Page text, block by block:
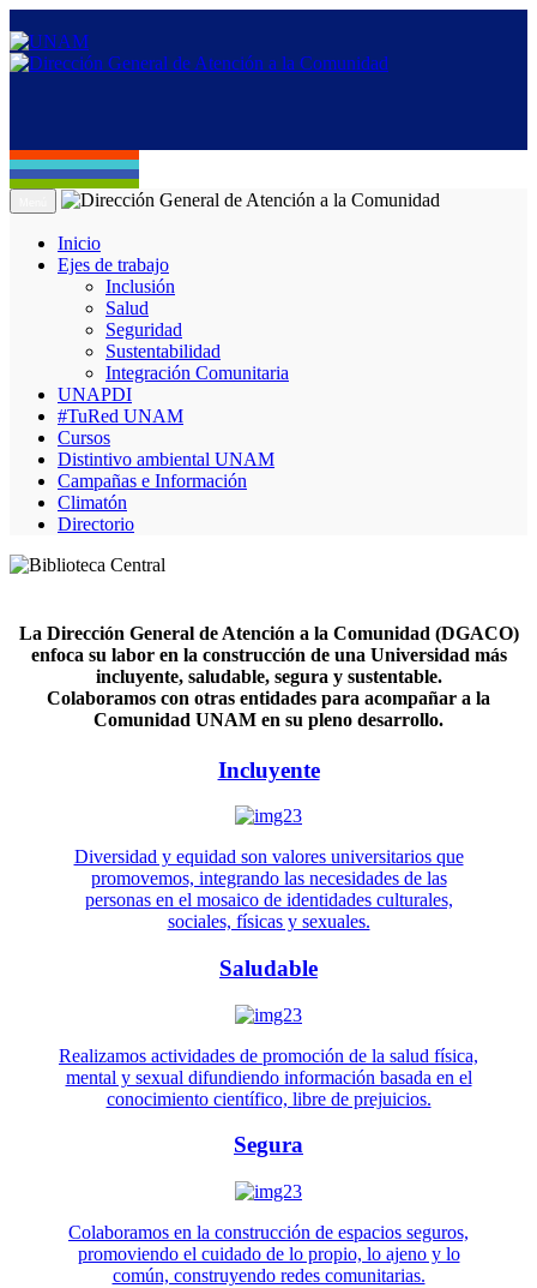
Inicio
Ejes de trabajo
Inclusión
Salud
Seguridad
Sustentabilidad
Integración Comunitaria
UNAPDI
#TuRed UNAM
Cursos
Distintivo ambiental UNAM
Campañas e Información
Climatón
Directorio
La Dirección General de Atención a la Comunidad (DGACO)
enfoca su labor en la construcción de una Universidad más
incluyente, saludable, segura y sustentable.
Colaboramos con otras entidades para acompañar a la
Comunidad UNAM en su pleno desarrollo.
Incluyente
Diversidad y equidad son valores universitarios que
promovemos, integrando las necesidades de las
personas en el mosaico de identidades culturales,
sociales, físicas y sexuales.
Saludable
Realizamos actividades de promoción de la salud física,
mental y sexual difundiendo información basada en el
conocimiento científico, libre de prejuicios.
Segura
Colaboramos en la construcción de espacios seguros,
promoviendo el cuidado de lo propio, lo ajeno y lo
común, construyendo redes comunitarias.